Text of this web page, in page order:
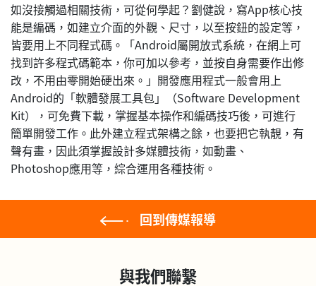
如沒接觸過相關技術，可從何學起？劉健說，寫App核心技
能是編碼，如建立介面的外觀、尺寸，以至按鈕的設定等，
皆要用上不同程式碼。「Android屬開放式系統，在網上可
找到許多程式碼範本，你可加以參考，並按自身需要作出修
改，不用由零開始硬出來。」開發應用程式一般會用上
Android的「軟體發展工具包」（Software Development
Kit），可免費下載，掌握基本操作和編碼技巧後，可進行
簡單開發工作。此外建立程式架構之餘，也要把它執靚，有
聲有畫，因此須掌握設計多媒體技術，如動畫、
Photoshop應用等，綜合運用各種技術。
回到傳媒報導
與我們聯繫